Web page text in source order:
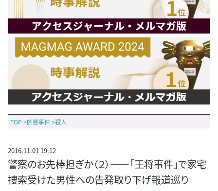
TOP >凶悪事件>殺人
2016.11.01 19:12
警察のお先棒担ぎか（２）――「王将事件」で家宅
捜索受けた男性への告発取り下げ報道巡り